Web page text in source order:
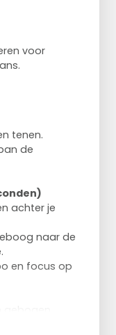
voor
tenen.
de
achter je
naar de
en focus op